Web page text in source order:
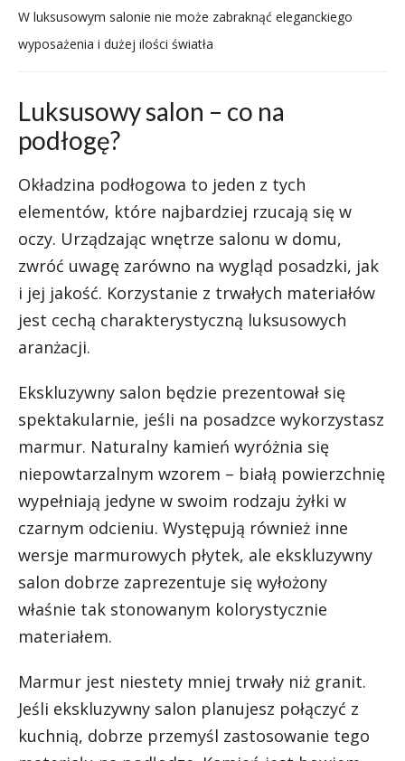
W luksusowym salonie nie może zabraknąć eleganckiego
wyposażenia i dużej ilości światła
Luksusowy salon – co na
podłogę?
Okładzina podłogowa to jeden z tych
elementów, które najbardziej rzucają się w
oczy. Urządzając wnętrze salonu w domu,
zwróć uwagę zarówno na wygląd posadzki, jak
i jej jakość. Korzystanie z trwałych materiałów
jest cechą charakterystyczną luksusowych
aranżacji.
Ekskluzywny salon będzie prezentował się
spektakularnie, jeśli na posadzce wykorzystasz
marmur. Naturalny kamień wyróżnia się
niepowtarzalnym wzorem – białą powierzchnię
wypełniają jedyne w swoim rodzaju żyłki w
czarnym odcieniu. Występują również inne
wersje marmurowych płytek, ale ekskluzywny
salon dobrze zaprezentuje się wyłożony
właśnie tak stonowanym kolorystycznie
materiałem.
Marmur jest niestety mniej trwały niż granit.
Jeśli ekskluzywny salon planujesz połączyć z
kuchnią, dobrze przemyśl zastosowanie tego